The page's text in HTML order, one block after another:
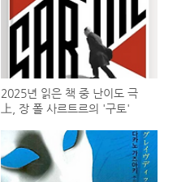
2025년 읽은 책 중 난이도 극
上, 장 폴 사르트르의 '구토'